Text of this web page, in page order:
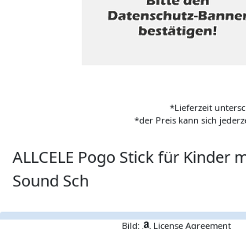
*Lieferzeit
*der Preis kann sich
ALLCELE Pogo Stick für Kinder
Sound Sch
Bild: License Agreement